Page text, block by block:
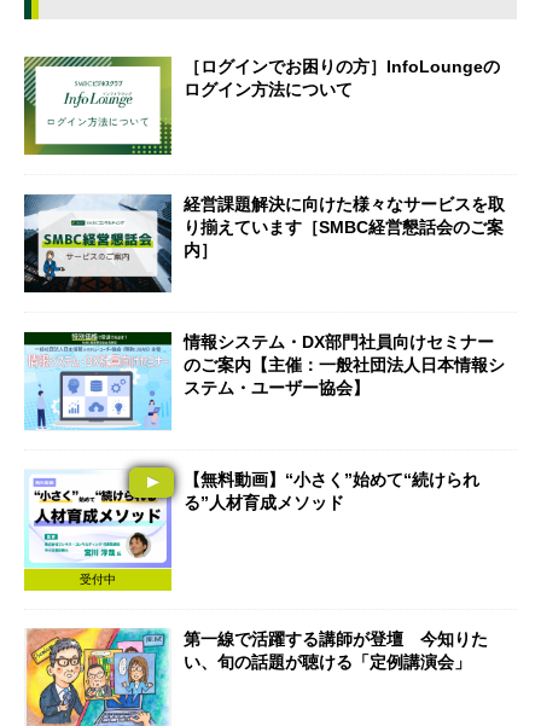
［ログインでお困りの方］InfoLoungeの
ログイン方法について
経営課題解決に向けた様々なサービスを取
り揃えています［SMBC経営懇話会のご案
内］
情報システム・DX部門社員向けセミナー
のご案内【主催：一般社団法人日本情報シ
ステム・ユーザー協会】
受付中
【無料動画】“小さく”始めて“続けられ
る”人材育成メソッド
第一線で活躍する講師が登壇 今知りた
い、旬の話題が聴ける「定例講演会」